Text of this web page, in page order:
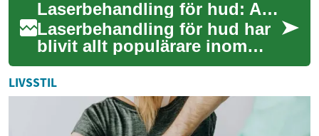
mål. De...
Laserbehandling för hud: Allt du behöver veta
Laserbehandling för hud har
blivit allt populärare inom
skönhetsindustrin de senaste
åren. Denna avancerade
metod erb...
LIVSSTIL